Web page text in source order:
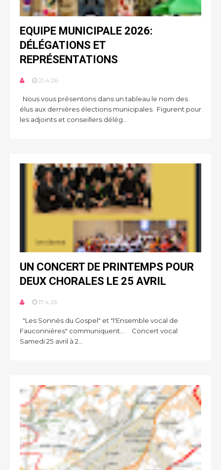
EQUIPE MUNICIPALE 2026:
DÉLÉGATIONS ET
REPRÉSENTATIONS
21.4.26
Nous vous présentons dans un tableau le nom des
élus aux dernières élections municipales. Figurent pour
les adjoints et conseillers délég...
UN CONCERT DE PRINTEMPS POUR
DEUX CHORALES LE 25 AVRIL
17.4.26
"Les Sonnés du Gospel" et "l'Ensemble vocal de
Fauconnières" communiquent... Concert vocal
Samedi 25 avril à 2...